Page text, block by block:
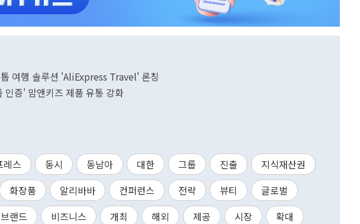
여행 솔루션 'AliExpress Travel' 론칭
인증' 맘앤키즈 제품 유통 강화
레스 동시 동남아 대한 그룹 진출
지식재산권
화장품 알리바바 컨퍼런스 전략 뷰티
글로벌
브랜드 비즈니스 개최 해외 제공 시장
확대